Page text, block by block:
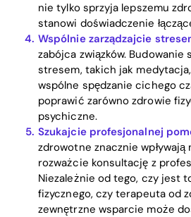
nie tylko sprzyja lepszemu
stanowi doświadczenie
Wspólnie zarządzajcie
zabójca związków. Budowanie
stresem, takich jak
wspólne spędzanie cichego
poprawić zarówno zdrowie
psychiczne.
Szukajcie profesjonalnej
zdrowotne znacznie wpływają
rozważcie konsultację z
Niezależnie od tego, czy jest
fizycznego, czy terapeuta od
zewnętrzne wsparcie może